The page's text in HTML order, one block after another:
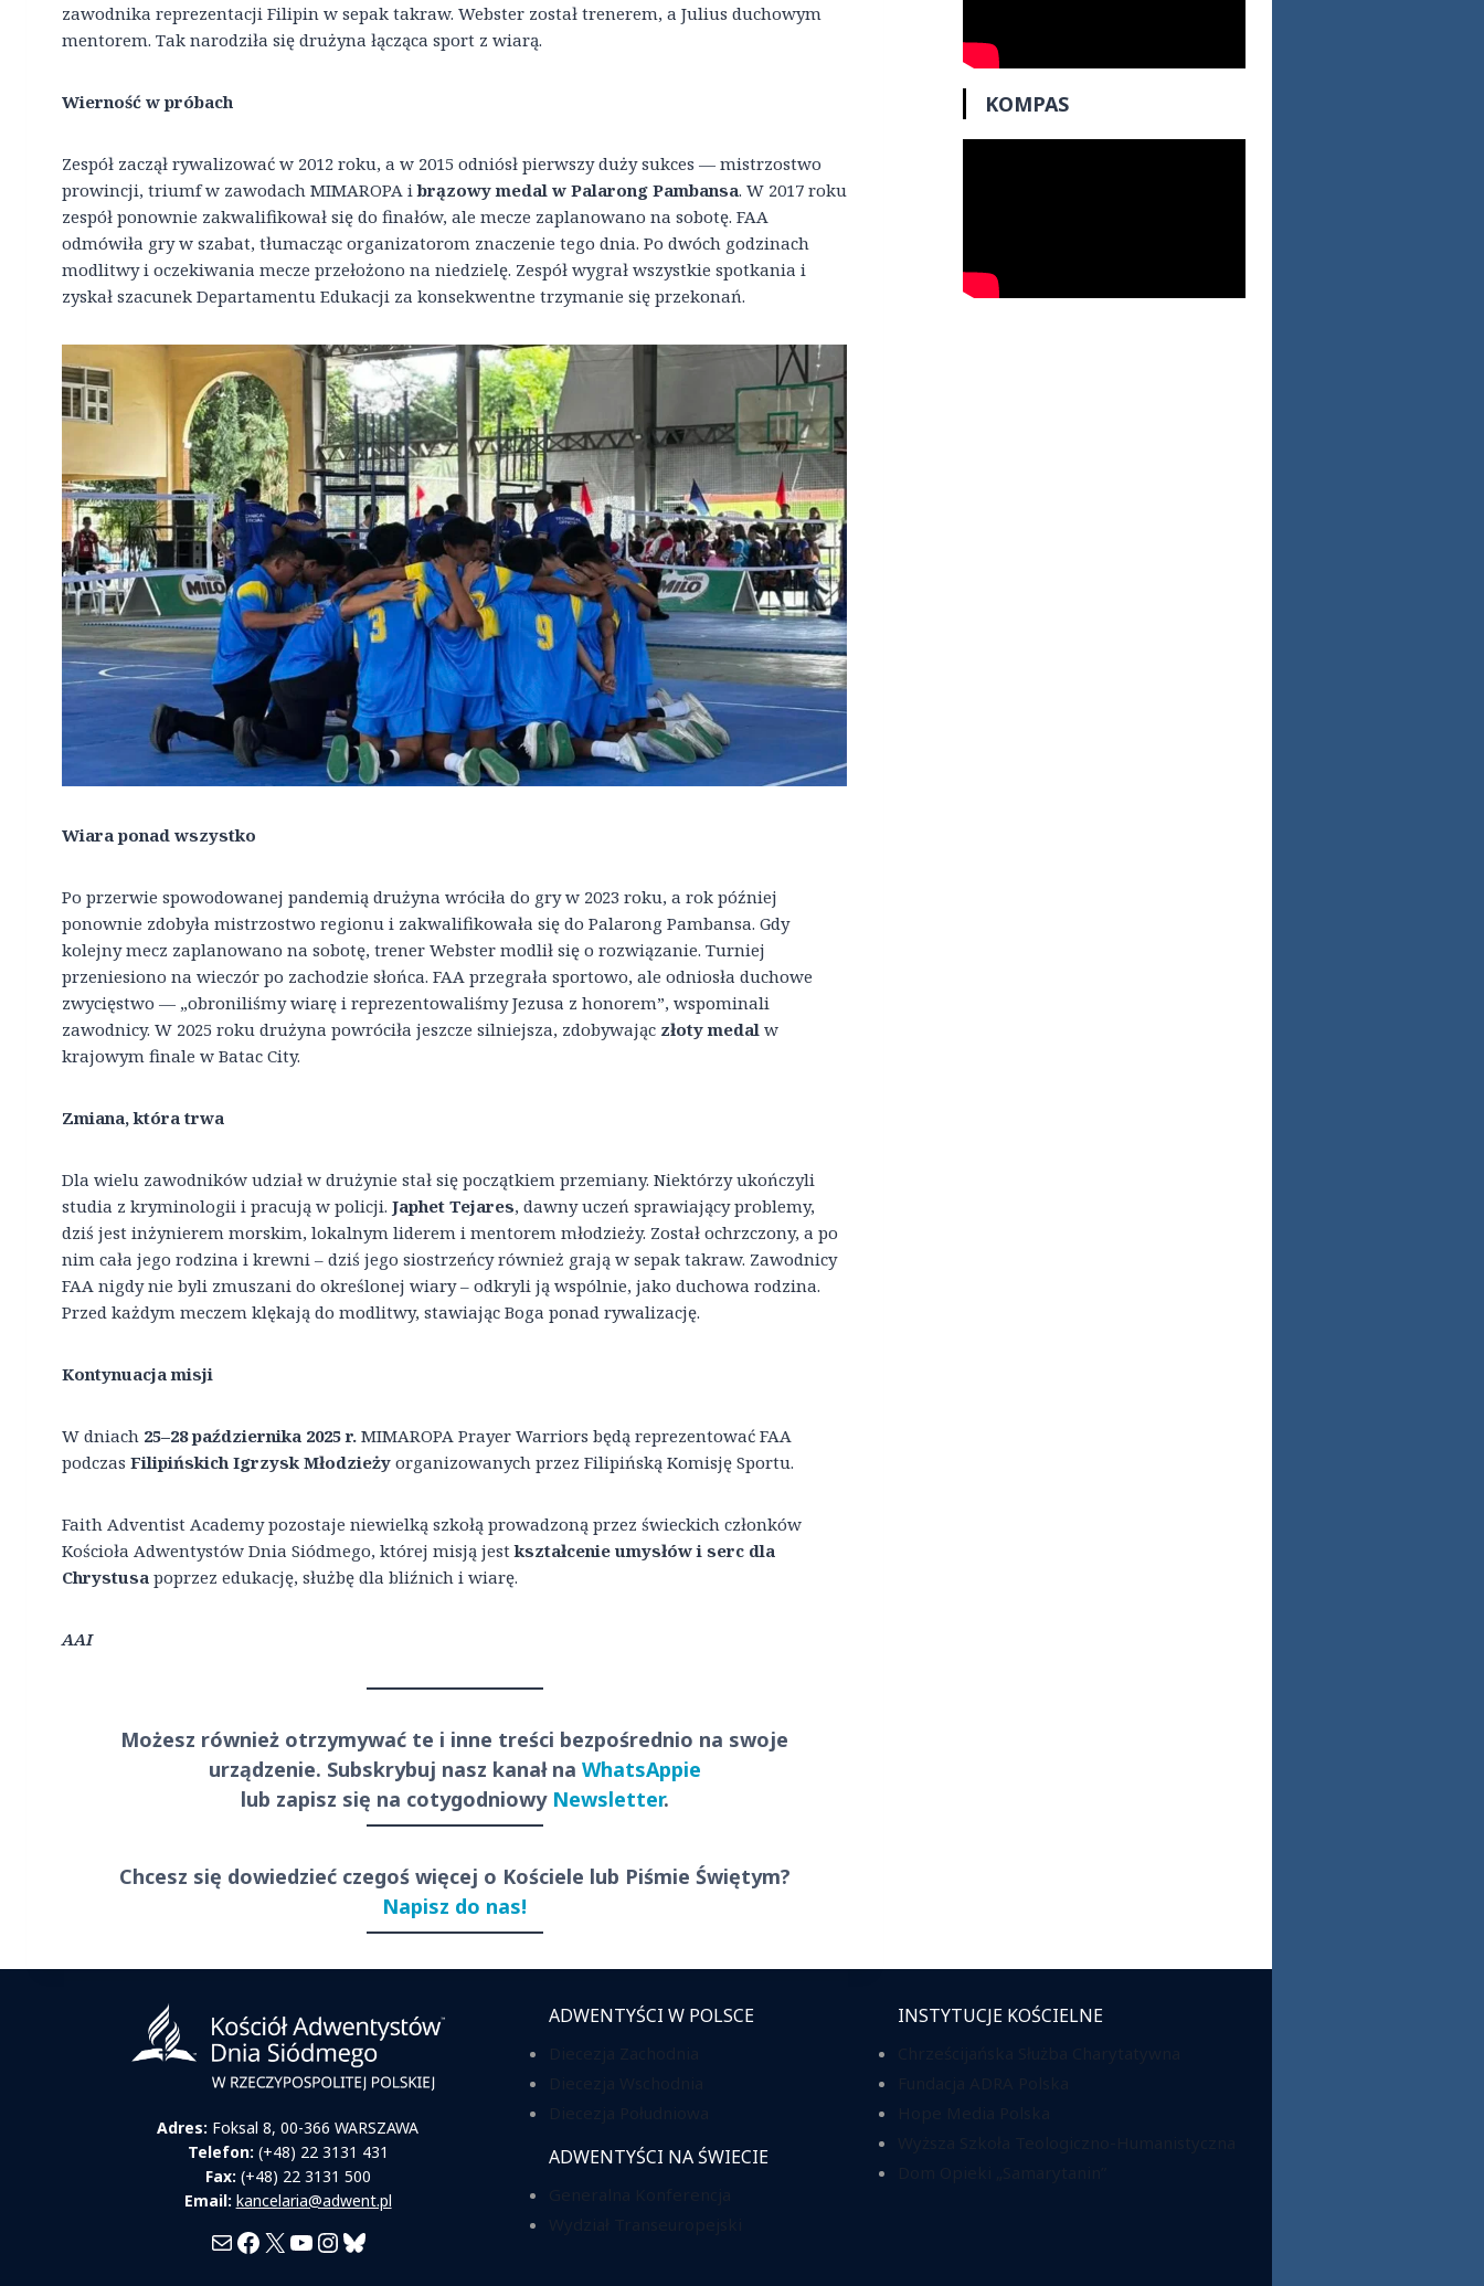
zawodnika reprezentacji Filipin w sepak takraw. Webster został trenerem, a Julius duchowym
mentorem. Tak narodziła się drużyna łącząca sport z wiarą.
Wierność w próbach
Zespół zaczął rywalizować w 2012 roku, a w 2015 odniósł pierwszy duży sukces — mistrzostwo
prowincji, triumf w zawodach MIMAROPA ibrązowy medal w Palarong Pambansa. W 2017 roku
zespół ponownie zakwalifikował się do finałów, ale mecze zaplanowano na sobotę. FAA
odmówiła gry w szabat, tłumacząc organizatorom znaczenie tego dnia. Po dwóch godzinach
modlitwy i oczekiwania mecze przełożono na niedzielę. Zespół wygrał wszystkie spotkania i
zyskał szacunek Departamentu Edukacji za konsekwentne trzymanie się przekonań.
Wiara ponad wszystko
Po przerwie spowodowanej pandemią drużyna wróciła do gry w 2023 roku, a rok później
ponownie zdobyła mistrzostwo regionu i zakwalifikowała się do Palarong Pambansa. Gdy
kolejny mecz zaplanowano na sobotę, trener Webster modlił się o rozwiązanie. Turniej
przeniesiono na wieczór po zachodzie słońca. FAA przegrała sportowo, ale odniosła duchowe
zwycięstwo — „obroniliśmy wiarę i reprezentowaliśmy Jezusa z honorem”, wspominali
zawodnicy. W 2025 roku drużyna powróciła jeszcze silniejsza, zdobywając złoty medal w
krajowym finale w Batac City.
Zmiana, która trwa
Dla wielu zawodników udział w drużynie stał się początkiem przemiany. Niektórzy ukończyli
studia z kryminologii i pracują w policji. Japhet Tejares, dawny uczeń sprawiający problemy,
dziś jest inżynierem morskim, lokalnym liderem i mentorem młodzieży. Został ochrzczony, a po
nim cała jego rodzina i krewni – dziś jego siostrzeńcy również grają w sepak takraw. Zawodnicy
FAA nigdy nie byli zmuszani do określonej wiary – odkryli ją wspólnie, jako duchowa rodzina.
Przed każdym meczem klękają do modlitwy, stawiając Boga ponad rywalizację.
Kontynuacja misji
W dniach 25–28 października 2025 r. MIMAROPA Prayer Warriors będą reprezentować FAA
podczas Filipińskich Igrzysk Młodzieży organizowanych przez Filipińską Komisję Sportu.
Faith Adventist Academy pozostaje niewielką szkołą prowadzoną przez świeckich członków
Kościoła Adwentystów Dnia Siódmego, której misją jestkształcenie umysłów i serc dla
Chrystusa poprzez edukację, służbę dla bliźnich i wiarę.
AAI
Możesz również otrzymywać te i inne treści bezpośrednio na swoje
urządzenie. Subskrybuj nasz kanał na WhatsAppie
lub zapisz się na cotygodniowy Newsletter.
Chcesz się dowiedzieć czegoś więcej o Kościele lub Piśmie Świętym?
Napisz do nas!
KOMPAS
Adres: Foksal 8, 00-366 WARSZAWA
Telefon: (+48) 22 3131 431
Fax: (+48) 22 3131 500
Email: kancelaria@adwent.pl
MailFacebook
X YouTube
Instagram
Bluesky
ADWENTYŚCI W POLSCE
ADWENTYŚCI NA ŚWIECIE
INSTYTUCJE KOŚCIELNE